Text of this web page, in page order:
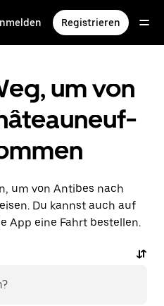
Registrieren
um von
um von Antibes nach
Du kannst auch auf
App eine Fahrt bestellen.